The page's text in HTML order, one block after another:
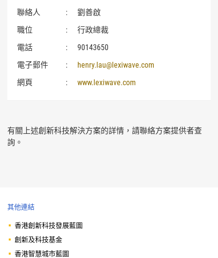
聯絡人
:
劉善啟
職位
:
行政總裁
電話
:
90143650
電子郵件
:
henry.lau@lexiwave.com
網頁
: www.lexiwave.com
有關上述創新科技解決方案的詳情，請聯絡方案提供者查
詢。
其他連結
香港創新科技發展藍圖
創新及科技基金
香港智慧城市藍圖